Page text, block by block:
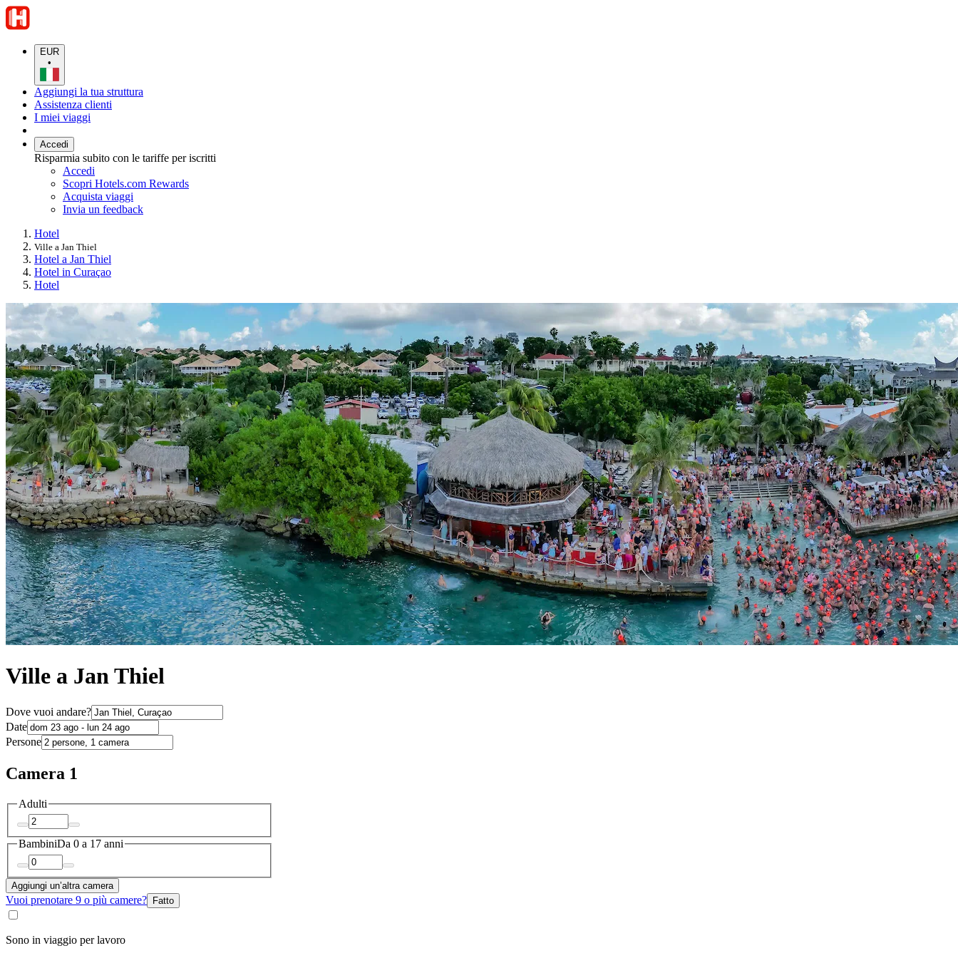
EUR
•
Aggiungi la tua struttura
Assistenza clienti
I miei viaggi
Accedi
Risparmia subito con le tariffe per iscritti
Accedi
Scopri Hotels.com Rewards
Acquista viaggi
Invia un feedback
Hotel
Ville a Jan Thiel
Hotel a Jan Thiel
Hotel in Curaçao
Hotel
Ville a Jan Thiel
Dove vuoi andare?
Date
Persone
Camera 1
Adulti
BambiniDa 0 a 17 anni
Aggiungi un’altra camera
Vuoi prenotare 9 o più camere? Fatto
Sono in viaggio per lavoro